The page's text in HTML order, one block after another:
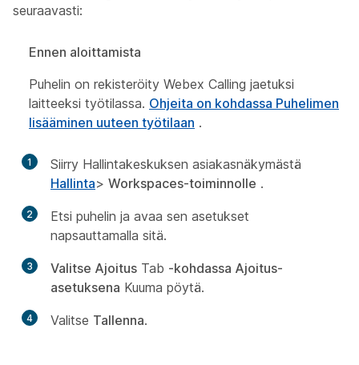
seuraavasti:
Ennen aloittamista
Puhelin on rekisteröity Webex Calling jaetuksi
laitteeksi työtilassa. Ohjeita on kohdassa Puhelimen
lisääminen uuteen työtilaan .
1
Siirry Hallintakeskuksen asiakasnäkymästä
Hallinta> Workspaces-toiminnolle .
2
Etsi puhelin ja avaa sen asetukset
napsauttamalla sitä.
3 Valitse Ajoitus Tab -kohdassa Ajoitus-
asetuksena Kuuma pöytä.
4 Valitse Tallenna.